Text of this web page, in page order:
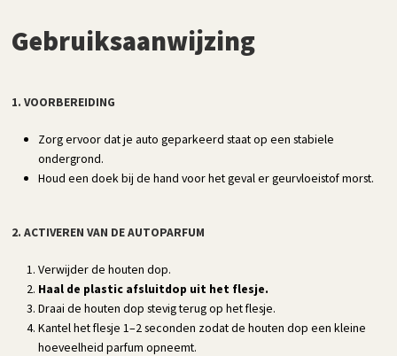
Gebruiksaanwijzing
1. VOORBEREIDING
Zorg ervoor dat je auto geparkeerd staat op een stabiele
ondergrond.
Houd een doek bij de hand voor het geval er geurvloeistof morst.
2. ACTIVEREN VAN DE AUTOPARFUM
Verwijder de houten dop.
Haal de plastic afsluitdop uit het flesje.
Draai de houten dop stevig terug op het flesje.
Kantel het flesje 1–2 seconden zodat de houten dop een kleine
hoeveelheid parfum opneemt.